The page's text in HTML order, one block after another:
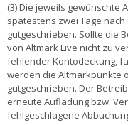
(3) Die jeweils gewünschte
spätestens zwei Tage
gutgeschrieben. Sollte die
von Altmark Live nicht zu
fehlender Kontodeckung,
werden die Altmarkpunkte
gutgeschrieben. Der
erneute Aufladung bzw.
fehlgeschlagene